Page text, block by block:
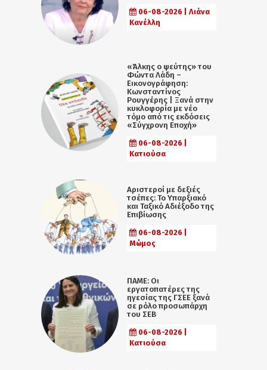
06-08-2026 | Λιάνα
Κανέλλη
«Άλκης ο ψεύτης» του
Φώντα Λάδη –
Εικονογράφηση:
Κωνσταντίνος
Ρουγγέρης | Ξανά στην
κυκλοφορία με νέο
τόμο από τις εκδόσεις
«Σύγχρονη Εποχή»
06-08-2026 |
Κατιούσα
Αριστεροί με δεξιές
τσέπες: Το Υπαρξιακό
και Ταξικό Αδιέξοδο της
Επιβίωσης
06-08-2026 |
Μώμος
ΠΑΜΕ: Οι
εργατοπατέρες της
ηγεσίας της ΓΣΕΕ ξανά
σε ρόλο προσωπάρχη
του ΣΕΒ
06-08-2026 |
Κατιούσα